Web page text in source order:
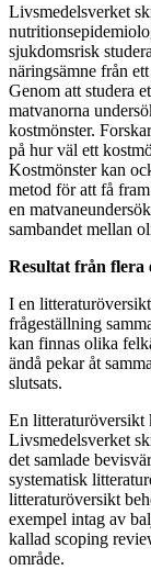
Livsmedelsverket
sjukdomsrisk
näringsämne från
Genom att studera
matvanorna
kostmönster.
på hur väl ett
Kostmönster kan
metod för att få
en
sambandet mellan
Resultat från flera
I en
frågeställning
kan finnas olika
ändå pekar åt
slutsats.
En litteraturöversikt
Livsmedelsverket
det samlade
systematisk
litteraturöversikt
exempel intag av
kallad scoping
område.